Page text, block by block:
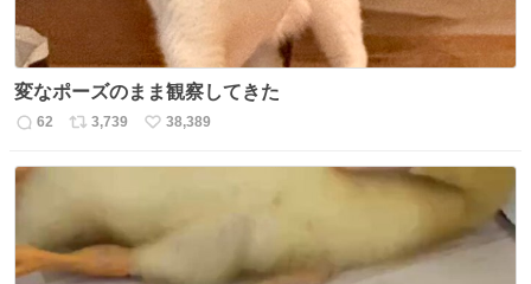
変なポーズのまま観察してきた
返
数
62
リ
数
3,739
い
38,389